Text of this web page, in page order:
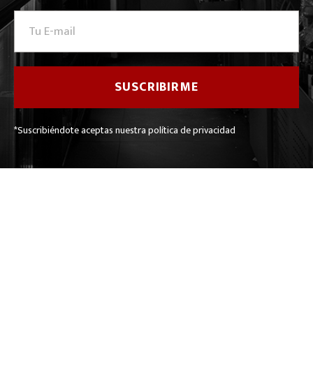
*Suscribiéndote aceptas nuestra política de privacidad